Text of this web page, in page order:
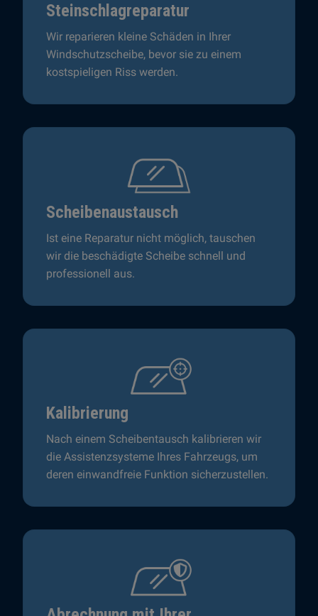
Steinschlagreparatur
Wir reparieren kleine Schäden in Ihrer
Windschutzscheibe, bevor sie zu einem
kostspieligen Riss werden.
Scheibenaustausch
Ist eine Reparatur nicht möglich, tauschen
wir die beschädigte Scheibe schnell und
professionell aus.
Kalibrierung
Nach einem Scheibentausch kalibrieren wir
die Assistenzsysteme Ihres Fahrzeugs, um
deren einwandfreie Funktion sicherzustellen.